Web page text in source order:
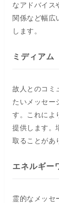
なアドバイス
関係など幅広
します。
ミディアム
故人とのコミ
たいメッセー
す。これによ
提供します。
取ることがあ
エネルギー
霊的なメッセ